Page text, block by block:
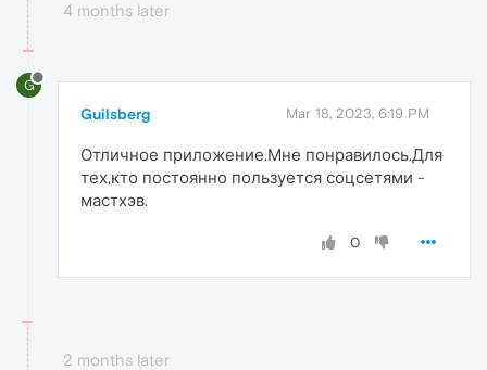
4 months later
G
Guilsberg Mar 18, 2023, 6:19 PM
Отличное приложение.Мне понравилось.Для
тех,кто постоянно пользуется соцсетями -
мастхэв.
0
2 months later